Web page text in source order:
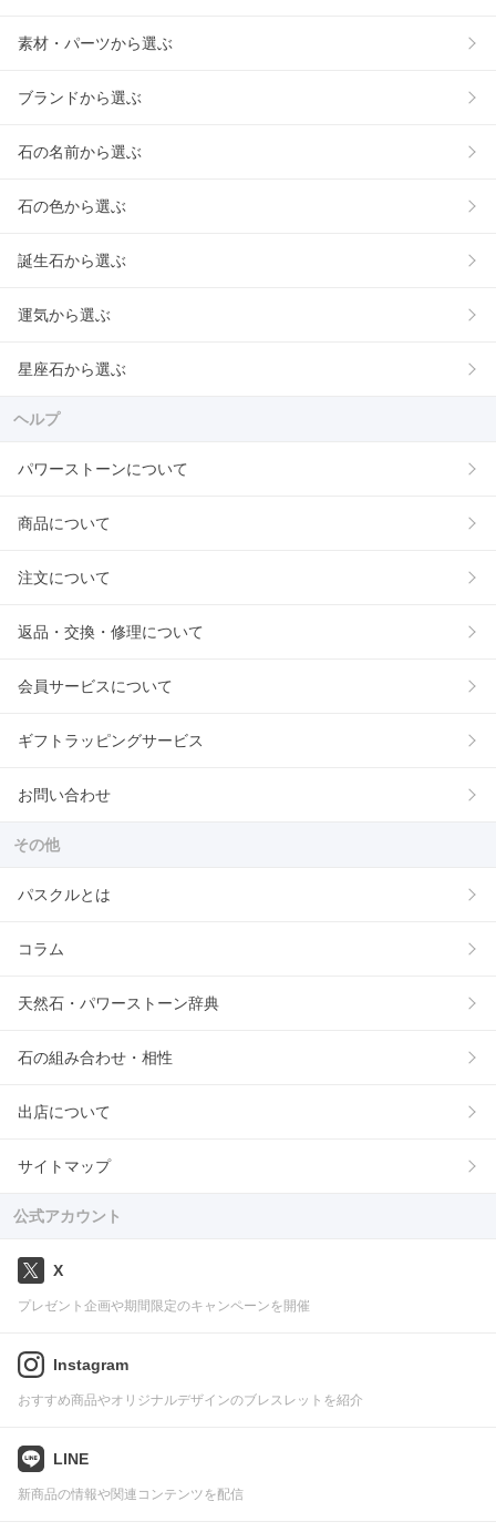
素材・パーツから選ぶ
ブランドから選ぶ
石の名前から選ぶ
石の色から選ぶ
誕生石から選ぶ
運気から選ぶ
星座石から選ぶ
ヘルプ
パワーストーンについて
商品について
注文について
返品・交換・修理について
会員サービスについて
ギフトラッピングサービス
お問い合わせ
その他
パスクルとは
コラム
天然石・パワーストーン辞典
石の組み合わせ・相性
出店について
サイトマップ
公式アカウント
X
プレゼント企画や期間限定のキャンペーンを開催
Instagram
おすすめ商品やオリジナルデザインのブレスレットを紹介
LINE
新商品の情報や関連コンテンツを配信